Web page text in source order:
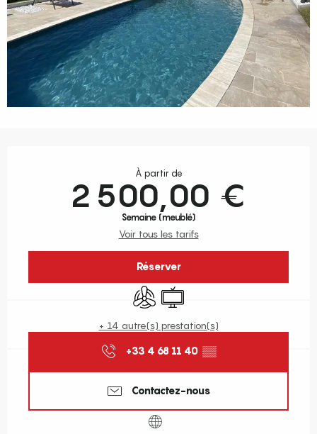
À partir de
2 500,00 €
Semaine (meublé)
Voir tous les tarifs
Réserver
Air conditionné
Télévision
+ 14 autre(s) prestation(s)
+33 4 68 11 40 ▒▒
Contactez-nous